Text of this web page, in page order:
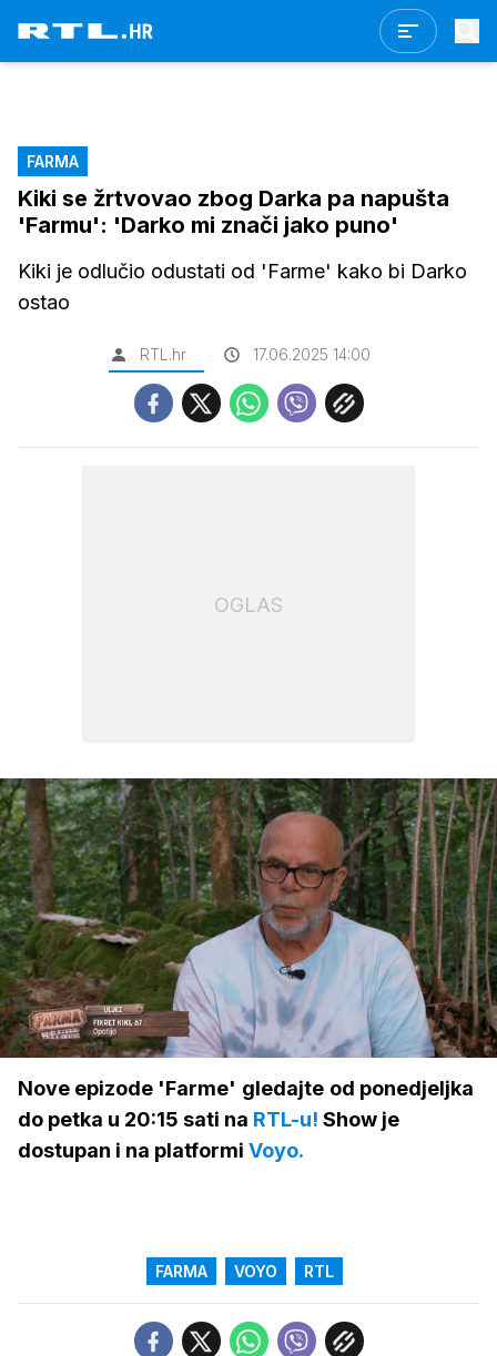
FARMA
Kiki se žrtvovao zbog Darka pa napušta
'Farmu': 'Darko mi znači jako puno'
Kiki je odlučio odustati od 'Farme' kako bi Darko
ostao
RTL.hr 17.06.2025 14:00
OGLAS
Upali
zvuk
/
Loaded:
100.00%
Nove epizode 'Farme' gledajte od ponedjeljka
do petka u 20:15 sati na RTL-u! Show je
dostupan i na platformi Voyo.
FARMA VOYO RTL